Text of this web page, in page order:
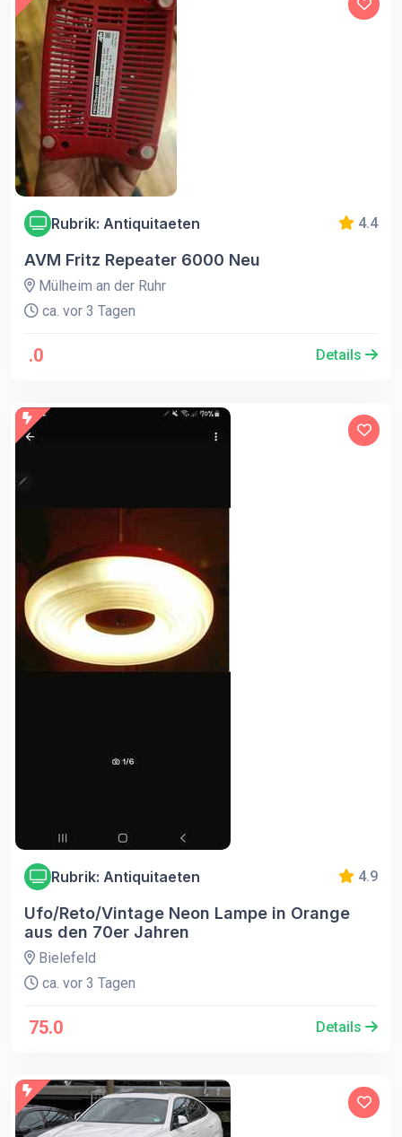
Rubrik: Antiquitaeten 4.4
AVM Fritz Repeater 6000 Neu
Mülheim an der Ruhr
ca. vor 3 Tagen
.0 Details
Rubrik: Antiquitaeten 4.9
Ufo/Reto/Vintage Neon Lampe in Orange
aus den 70er Jahren
Bielefeld
ca. vor 3 Tagen
75.0 Details